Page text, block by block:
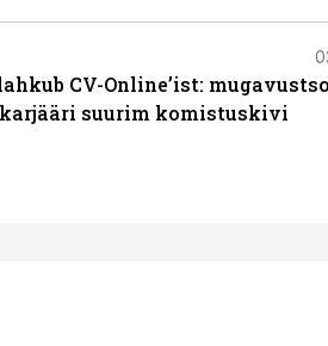
CV-Online’ist:
suurim komistuskivi